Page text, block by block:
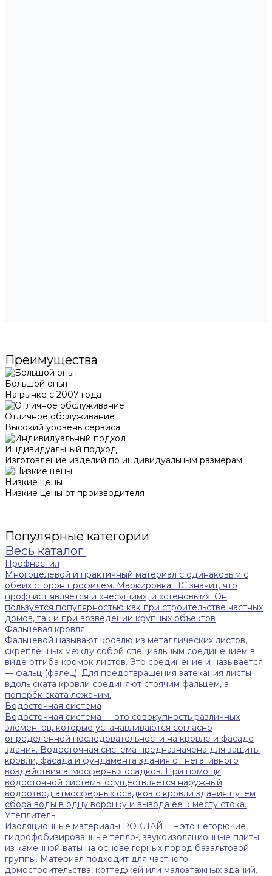
Преимущества
Большой опыт
На рынке с 2007 года
Отличное обслуживание
Высокий уровень сервиса
Индивидуальный подход
Изготовление изделий по индивидуальным размерам.
Низкие цены
Низкие цены от производителя
Популярные категории
Весь каталог
Профнастил
Многоцелевой и практичный материал с одинаковым с
обеих сторон профилем. Маркировка НС значит, что
профлист является и «несущим», и «стеновым». Он
пользуется популярностью как при строительстве частных
домов, так и при возведении крупных объектов
Фальцевая кровля
Фальцевой называют кровлю из металлических листов,
скреплённых между собой специальным соединением в
виде отгиба кромок листов. Это соединение и называется
— фальц (фалец). Для предотвращения затекания листы
вдоль ската кровли соединяют стоячим фальцем, а
поперёк ската лежачим.
Водосточная система
Водосточная система — это совокупность различных
элементов, которые устанавливаются согласно
определенной последовательности на кровле и фасаде
здания. Водосточная система предназначена для защиты
кровли, фасада и фундамента здания от негативного
воздействия атмосферных осадков. При помощи
водосточной системы осуществляется наружный
водоотвод атмосферных осадков с кровли здания путем
сбора воды в одну воронку и вывода её к месту стока.
Утеплитель
Изоляционные материалы РОКЛАЙТ – это негорючие,
гидрофобизированные тепло-, звукоизоляционные плиты
из каменной ваты на основе горных пород базальтовой
группы. Материал подходит для частного
домостроительства, коттеджей или малоэтажных зданий.